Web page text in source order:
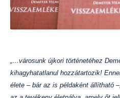
„…városunk újkori történetéhez
kihagyhatatlanul hozzátartozik!
élete – bár az is példaként állítható